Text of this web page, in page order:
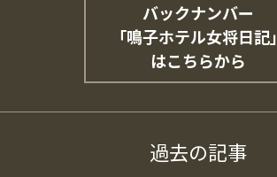
バックナンバー
「鳴子ホテル女将日記」
はこちらから
過去の記事